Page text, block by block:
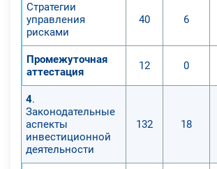
Стратегии
управления
рисками
40 6
Промежуточная
аттестация
12 0
4.
Законодательные
аспекты
инвестиционной
деятельности
132 18